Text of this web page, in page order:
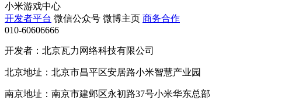
小米游戏中心
开发者平台 微信公众号 微博主页 商务合作
010-60606666
开发者：北京瓦力网络科技有限公司
北京地址：北京市昌平区安居路小米智慧产业园
南京地址：南京市建邺区永初路37号小米华东总部